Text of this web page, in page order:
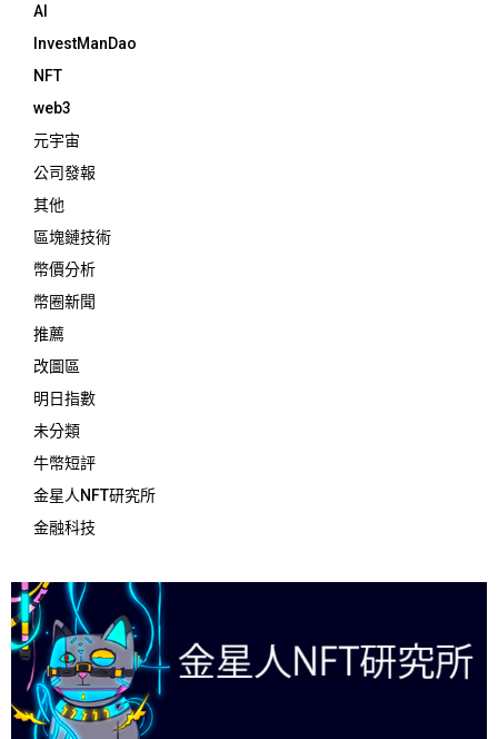
AI
InvestManDao
NFT
web3
元宇宙
公司發報
其他
區塊鏈技術
幣價分析
幣圈新聞
推薦
改圖區
明日指數
未分類
牛幣短評
金星人NFT研究所
金融科技